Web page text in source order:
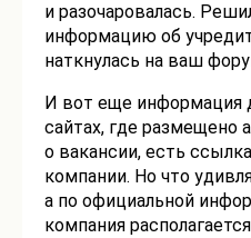
и разочаровалась.
информацию об
наткнулась на ваш
И вот еще информация
сайтах, где размещено
о вакансии, есть
компании. Но что
а по официальной
компания